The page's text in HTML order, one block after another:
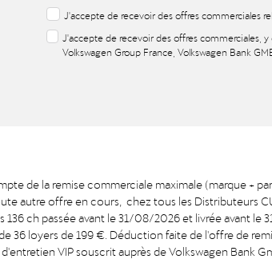
J'accepte de recevoir des offres commerciales
J'accepte de recevoir des offres commerciales,
Volkswagen Group France, Volkswagen Bank
de la remise commerciale maximale (marque +
autre offre en cours, chez tous les Distributeurs
136 ch passée avant le 31/08/2026 et livrée avant
36 loyers de 199 €. Déduction faite de l'offre de
VIP souscrit auprès de Volkswagen Bank